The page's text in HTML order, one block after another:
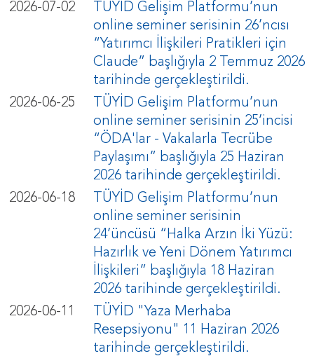
2026-07-02
TÜYİD Gelişim Platformu’nun
online seminer serisinin 26’ncısı
“Yatırımcı İlişkileri Pratikleri için
Claude” başlığıyla 2 Temmuz 2026
tarihinde gerçekleştirildi.
2026-06-25
TÜYİD Gelişim Platformu’nun
online seminer serisinin 25’incisi
“ÖDA'lar - Vakalarla Tecrübe
Paylaşımı” başlığıyla 25 Haziran
2026 tarihinde gerçekleştirildi.
2026-06-18
TÜYİD Gelişim Platformu’nun
online seminer serisinin
24’üncüsü “Halka Arzın İki Yüzü:
Hazırlık ve Yeni Dönem Yatırımcı
İlişkileri” başlığıyla 18 Haziran
2026 tarihinde gerçekleştirildi.
2026-06-11
TÜYİD "Yaza Merhaba
Resepsiyonu" 11 Haziran 2026
tarihinde gerçekleştirildi.